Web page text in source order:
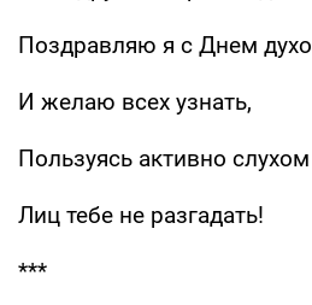
Поздравляю я с Днем
И желаю всех узнать,
Пользуясь активно
Лиц тебе не разгадать!
***